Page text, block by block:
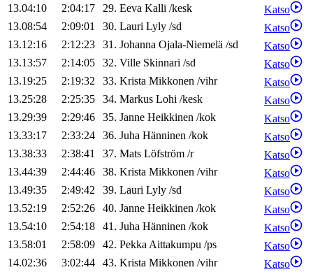
13.04:10
2:04:17 29. Eeva Kalli /kesk
Katso
13.08:54
2:09:01 30. Lauri Lyly /sd
Katso
13.12:16
2:12:23 31. Johanna Ojala-Niemelä /sd
Katso
13.13:57
2:14:05 32. Ville Skinnari /sd
Katso
13.19:25
2:19:32 33. Krista Mikkonen /vihr
Katso
13.25:28
2:25:35 34. Markus Lohi /kesk
Katso
13.29:39
2:29:46 35. Janne Heikkinen /kok
Katso
13.33:17
2:33:24 36. Juha Hänninen /kok
Katso
13.38:33
2:38:41 37. Mats Löfström /r
Katso
13.44:39
2:44:46 38. Krista Mikkonen /vihr
Katso
13.49:35
2:49:42 39. Lauri Lyly /sd
Katso
13.52:19
2:52:26 40. Janne Heikkinen /kok
Katso
13.54:10
2:54:18 41. Juha Hänninen /kok
Katso
13.58:01
2:58:09 42. PekkaAittakumpu /ps
Katso
14.02:36
3:02:44 43. Krista Mikkonen /vihr
Katso